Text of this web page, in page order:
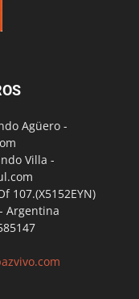
Agüero -
Villa -
107.(X5152EYN)
Argentina